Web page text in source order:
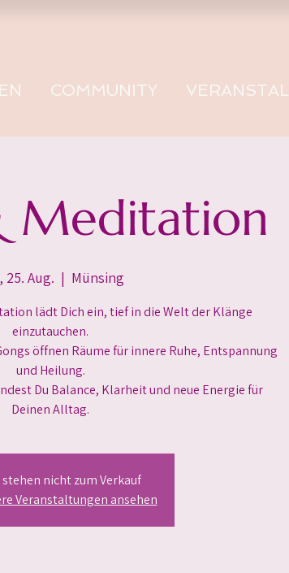
COMMUNITY
Meditation
25. Aug.
  |
Münsing
lädt Dich ein, tief in die Welt der Klänge
einzutauchen.
öffnen Räume für innere Ruhe, Entspannung
und Heilung.
Du Balance, Klarheit und neue Energie für
Deinen Alltag.
nicht zum Verkauf
Veranstaltungen ansehen